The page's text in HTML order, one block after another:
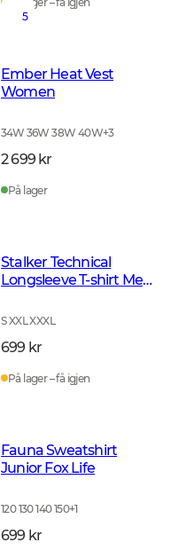
5
Ember Heat Vest
Women
34W 36W 38W 40W+3
2 699 kr
På lager
Stalker Technical
Longsleeve T-shirt Men
S XXL XXXL
699 kr
På lager – få igjen
Fauna Sweatshirt
Junior Fox Life
120 130 140 150+1
699 kr